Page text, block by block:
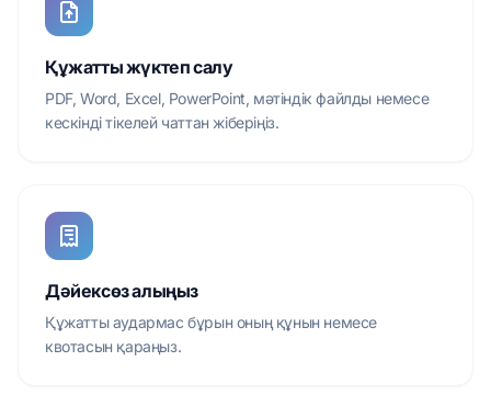
Құжатты жүктеп салу
PDF, Word, Excel, PowerPoint, мәтіндік файлды немесе
кескінді тікелей чаттан жіберіңіз.
Дәйексөз алыңыз
Құжатты аудармас бұрын оның құнын немесе
квотасын қараңыз.